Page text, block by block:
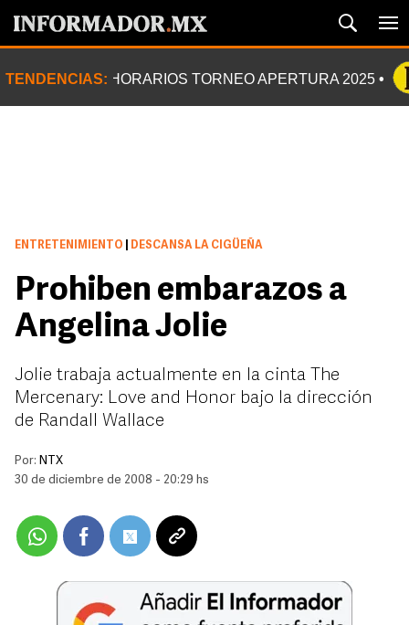
TENDENCIAS: HORARIOS TORNEO APERTURA 2025
ENTRETENIMIENTO DESCANSA LA CIGÜEÑA
Prohiben embarazos a
Angelina Jolie
Jolie trabaja actualmente en la cinta The
Mercenary: Love and Honor bajo la dirección
de Randall Wallace
Por: NTX
30 de diciembre de 2008 - 20:29 hs